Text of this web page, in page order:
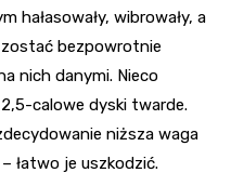
hałasowały, wibrowały, a
zostać bezpowrotnie
nich danymi. Nieco
calowe dyski twarde.
niższa waga
łatwo je uszkodzić.